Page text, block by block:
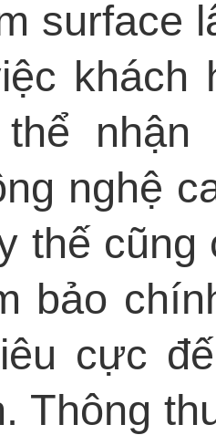
surface
khách
nhận
nghệ
thế
bảo
cực
Thông